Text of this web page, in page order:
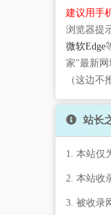
建议用手
浏览器提
微软Edge
家"最新网
（这边不
站长
1. 本站仅
2. 本站收
3. 被收录